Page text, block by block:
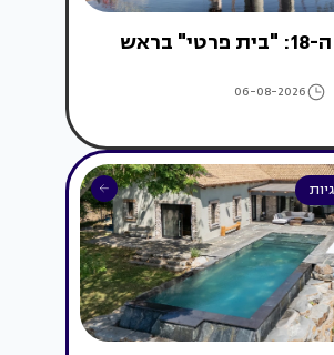
וילה בקומה ה-18: "בית פרטי" בראש
06-08-2026